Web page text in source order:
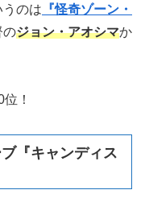
うのは 『怪奇ゾーン・
のジョン・アオシマか
！
『キャンディス